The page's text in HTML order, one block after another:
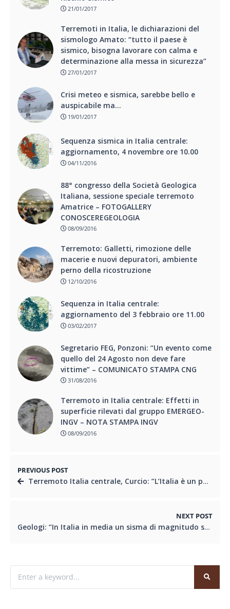
21/01/2017
Terremoti in Italia, le dichiarazioni del
sismologo Amato: “tutto il paese è
sismico, bisogna lavorare con calma e
determinazione alla messa in sicurezza”
27/01/2017
Crisi meteo e sismica, sarebbe bello e
auspicabile ma…
19/01/2017
Sequenza sismica in Italia centrale:
aggiornamento, 4 novembre ore 10.00
04/11/2016
88° congresso della Società Geologica
Italiana, sessione speciale terremoto
Amatrice – FOTOGALLERY
CONOSCEREGEOLOGIA
08/09/2016
Terremoto: Galletti, rimozione delle
macerie e nuovi depuratori, ambiente
perno della ricostruzione
12/10/2016
Sequenza in Italia centrale:
aggiornamento del 3 febbraio ore 11.00
03/02/2017
Segretario FEG, Ponzoni: “Un evento come
quello del 24 Agosto non deve fare
vittime” – COMUNICATO STAMPA CNG
31/08/2016
Terremoto in Italia centrale: Effetti in
superficie rilevati dal gruppo EMERGEO-
INGV – NOTA STAMPA INGV
08/09/2016
PREVIOUS POST
Terremoto Italia centrale, Curcio: ”L’Italia è un paese sismico, occorre continuare ad investire.”
NEXT POST
Geologi: “In Italia in media un sisma di magnitudo superiore ai 6.3 ogni 15 anni” – COMUNICATO CNG